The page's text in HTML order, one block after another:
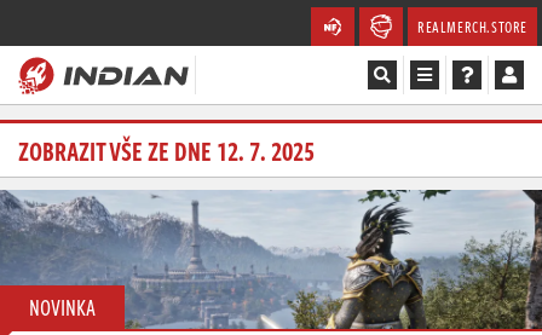
REALMERCH.STORE
Magazín
Recenze
Videa
Soutěže
ZOBRAZIT VŠE ZE DNE 12. 7. 2025
NOVINKA